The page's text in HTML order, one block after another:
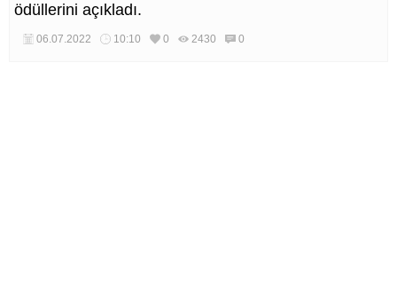
ödüllerini açıkladı.
06.07.2022 10:10 0 2430 0